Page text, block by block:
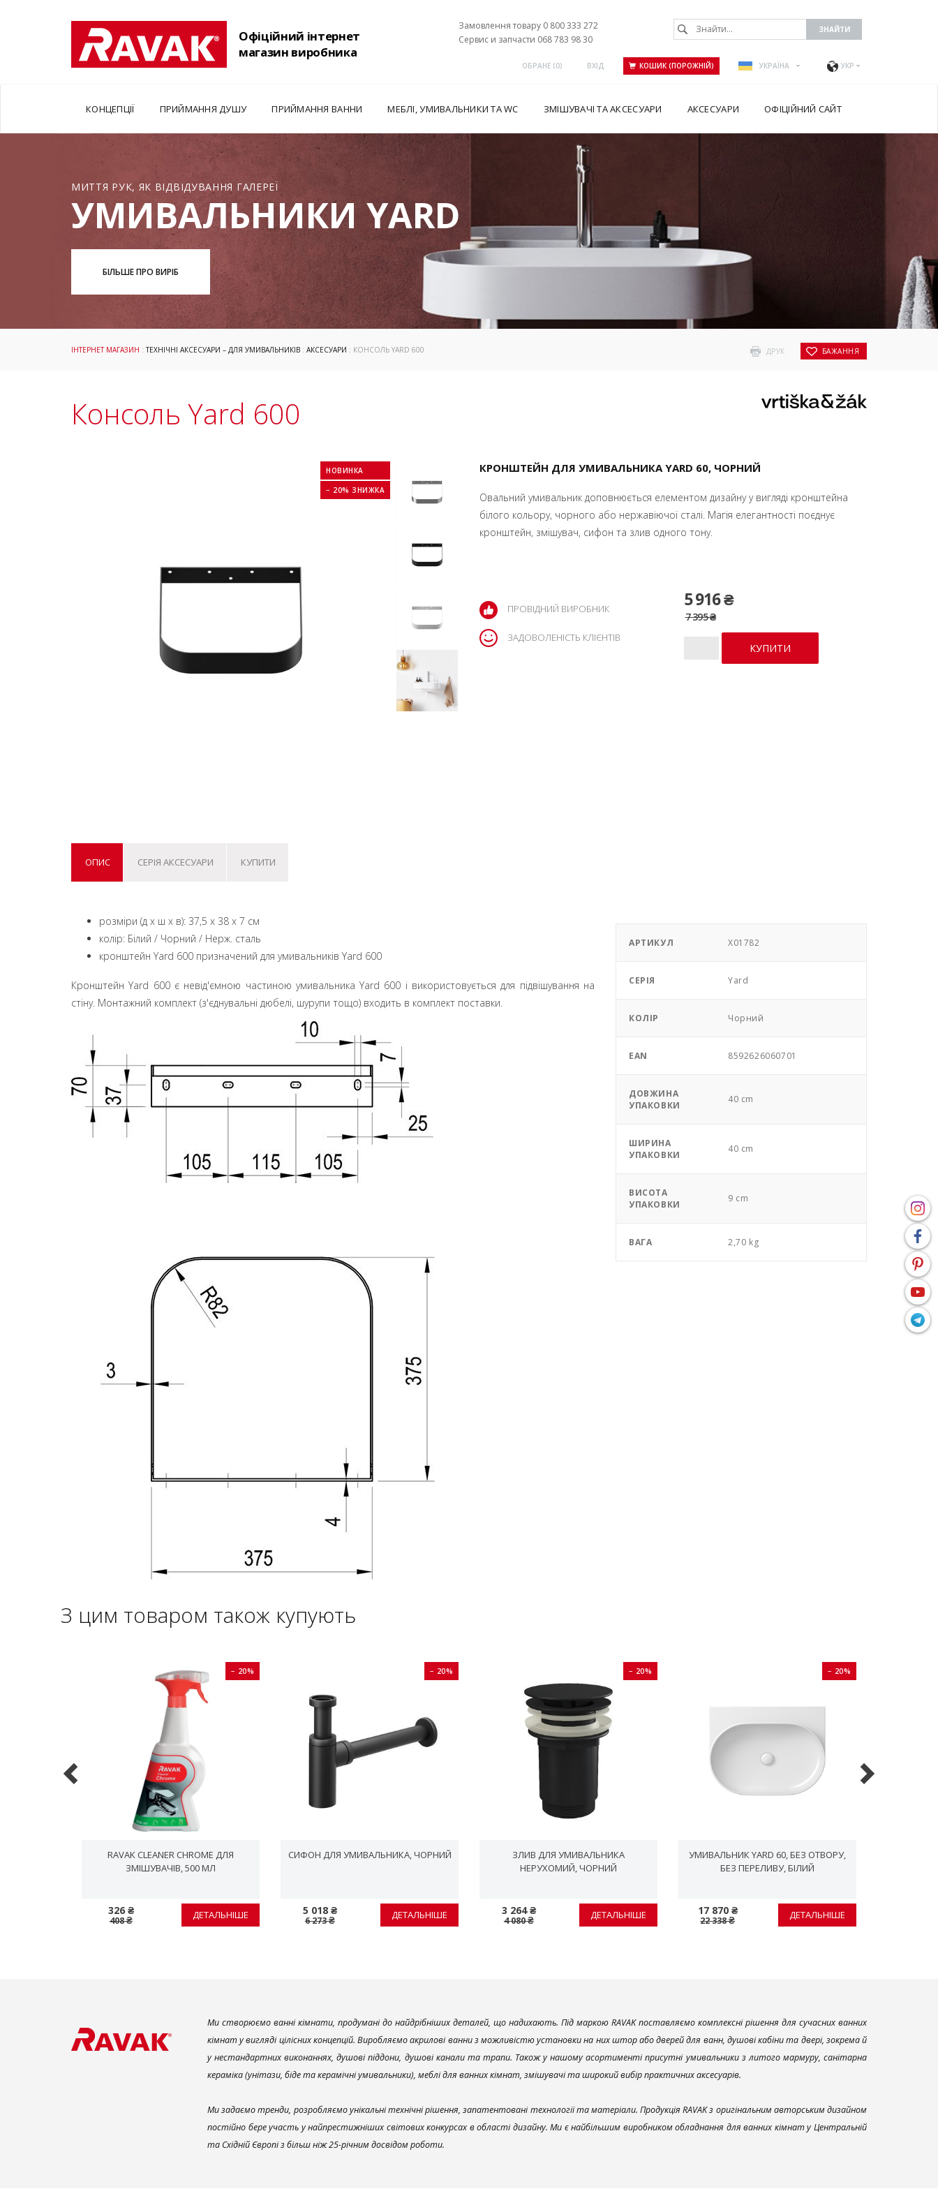
Офіційний інтернет
магазин виробника
Замовлення товару 0 800 333 272
Сервис и запчасти 068 783 98 30
ОБРАНЕ (0) ВХІД КОШИК (ПОРОЖНІЙ) УКРАЇНА УКР
КОНЦЕПЦІЇ ПРИЙМАННЯ ДУШУ ПРИЙМАННЯ ВАННИ МЕБЛІ, УМИВАЛЬНИКИ ТА WC ЗМІШУВАЧІ ТА АКСЕСУАРИ АКСЕСУАРИ ОФІЦІЙНИЙ САЙТ
МИТТЯ РУК, ЯК ВІДВІДУВАННЯ ГАЛЕРЕЇ
УМИВАЛЬНИКИ YARD
БІЛЬШЕ ПРО ВИРІБ
ДРУК БАЖАННЯ
ІНТЕРНЕТ МАГАЗИН :ТЕХНІЧНІ АКСЕСУАРИ – ДЛЯ УМИВАЛЬНИКІВ : АКСЕСУАРИ : КОНСОЛЬ YARD 600
Консоль Yard 600
НОВИНКА
− 20% ЗНИЖКА
КРОНШТЕЙН ДЛЯ УМИВАЛЬНИКА YARD 60, ЧОРНИЙ
Овальний умивальник доповнюється елементом дизайну у вигляді кронштейна
білого кольору, чорного або нержавіючої сталі. Магія елегантності поєднує
кронштейн, змішувач, сифон та злив одного тону.
5 916 ₴
7 395 ₴
ПРОВІДНИЙ ВИРОБНИК
ЗАДОВОЛЕНІСТЬ КЛІЄНТІВ
ОПИС СЕРІЯ АКСЕСУАРИ КУПИТИ
розміри (д x ш x в): 37,5 x 38 x 7 см
колір: Білий / Чорний / Нерж. сталь
кронштейн Yard 600 призначений для умивальників Yard 600
Кронштейн Yard 600 є невід'ємною частиною умивальника Yard 600 і використовується для підвішування на
стіну. Монтажний комплект (з'єднувальні дюбелі, шурупи тощо) входить в комплект поставки.
АРТИКУЛ X01782
СЕРІЯ Yard
КОЛІР Чорний
EAN 8592626060701
ДОВЖИНА
УПАКОВКИ
40 cm
ШИРИНА
УПАКОВКИ
40 cm
ВИСОТА
УПАКОВКИ
9 cm
ВАГА 2,70 kg
З цим товаром також купують
− 20%
RAVAK CLEANER CHROME ДЛЯ
ЗМІШУВАЧІВ, 500 МЛ
326 ₴
408 ₴ ДЕТАЛЬНІШЕ
− 20%
СИФОН ДЛЯ УМИВАЛЬНИКА, ЧОРНИЙ
5 018 ₴
6 273 ₴ ДЕТАЛЬНІШЕ
− 20%
ЗЛИВ ДЛЯ УМИВАЛЬНИКА
НЕРУХОМИЙ, ЧОРНИЙ
3 264 ₴
4 080 ₴ ДЕТАЛЬНІШЕ
− 20%
УМИВАЛЬНИК YARD 60, БЕЗ ОТВОРУ,
БЕЗ ПЕРЕЛИВУ, БІЛИЙ
17 870 ₴
22 338 ₴ ДЕТАЛЬНІШЕ
Ми створюємо ванні кімнати, продумані до найдрібніших деталей, що надихають. Під маркою RAVAK поставляємо комплексні рішення для сучасних ванних
кімнат у вигляді цілісних концепцій. Виробляємо акрилові ванни з можливістю установки на них штор або дверей для ванн, душові кабіни та двері, зокрема й
у нестандартних виконаннях, душові піддони, душові канали та трапи. Також у нашому асортименті присутні умивальники з литого мармуру, санітарна
кераміка (унітази, біде та керамічні умивальники), меблі для ванних кімнат, змішувачі та широкий вибір практичних аксесуарів.
Ми задаємо тренди, розробляємо унікальні технічні рішення, запатентовані технології та матеріали. Продукція RAVAK з оригінальним авторським дизайном
постійно бере участь у найпрестижніших світових конкурсах в області дизайну. Ми є найбільшим виробником обладнання для ванних кімнат у Центральній
та Східній Європі з більш ніж 25-річним досвідом роботи.